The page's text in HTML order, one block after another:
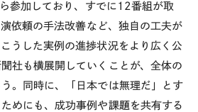
参加しており、すでに 12番組が取
依頼の手法改善など、独自の工夫が
うした実例の進捗状況をより広く公
社も横展開していくことが、全体の
。同時に、「日本では無理だ」とす
めにも、成功事例や課題を共有する